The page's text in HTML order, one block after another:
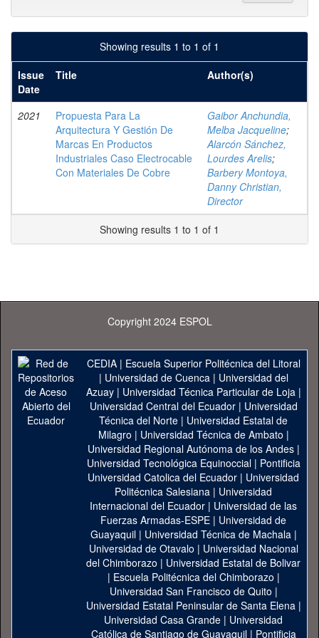
Showing results 1 to 1 of 1
Issue
Date
Title Author(s)
2021
Propuesta Para La
Arquitectura Y Gestión De
Marcas En Productos
Industriales Caso Electrocable
Con Materiales De Cobre
Gaibor Anchundia,
Melba Jacqueline;
Alarcón Sánchez,
Lourdes Arelis;
Barbery Montoya,
Danny Christian,
Director
Showing results 1 to 1 of 1
Copyright 2024 ESPOL
CEDIA| Escuela Superior Politécnica del Litoral
| Universidad de Cuenca| Universidad del
Azuay| Universidad Técnica Particular de Loja|
Universidad Central del Ecuador| Universidad
Técnica del Norte | Universidad Estatal de
Milagro | Universidad Técnica de Ambato |
Universidad Regional Autónoma de los Andes|
Universidad Tecnológica Equinoccial| Pontificia
Universidad Catolica del Ecuador | Universidad
Politécnica Salesiana | Universidad
Internacional del Ecuador | Universidad de las
Fuerzas Armadas-ESPE | Universidad de
Guayaquil| Universidad Técnica de Machala|
Universidad de Otavalo | Universidad Nacional
del Chimborazo | Universidad Estatal de Bolivar
| Escuela Politécnica del Chimborazo |
Universidad San Francisco de Quito |
Universidad Estatal Peninsular de Santa Elena|
Universidad Casa Grande | Universidad
Católica de Santiago de Guayaquil| Pontificia